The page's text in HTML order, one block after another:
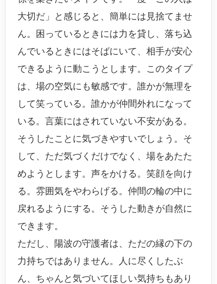
大切だ」と感じると、簡単には見捨てませ
ん。困っているときには力を貸し、落ち込
んでいるときにはそばにいて、相手が安心
できるように動こうとします。このタイプ
は、場の空気にも敏感です。誰かが無理を
して笑っている。誰かが仲間外れになって
いる。言葉にはされていない不安がある。
そうしたことに気づきやすいでしょう。そ
して、ただ気づくだけでなく、場をあたた
めようとします。声をかける。笑顔を向け
る。雰囲気をやわらげる。仲間の輪の中に
戻れるようにする。そうした動きが自然に
できます。
ただし、陽波の守護者は、ただの縁の下の
力持ちではありません。人に尽くしたぶ
ん、ちゃんと気づいてほしい気持ちもあり